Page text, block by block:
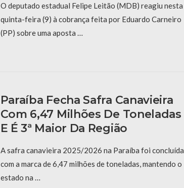
O deputado estadual Felipe Leitão (MDB) reagiu nesta
quinta-feira (9) à cobrança feita por Eduardo Carneiro
(PP) sobre uma aposta …
Paraíba Fecha Safra Canavieira
Com 6,47 Milhões De Toneladas
E É 3ª Maior Da Região
A safra canavieira 2025/2026 na Paraíba foi concluída
com a marca de 6,47 milhões de toneladas, mantendo o
estado na …